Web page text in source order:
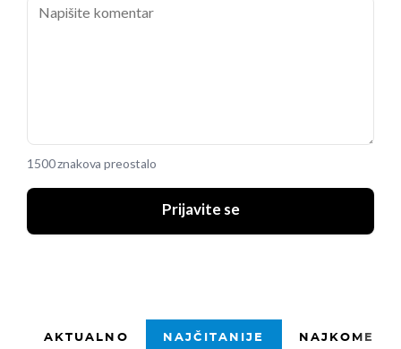
1500 znakova preostalo
Prijavite se
AKTUALNO NAJČITANIJE